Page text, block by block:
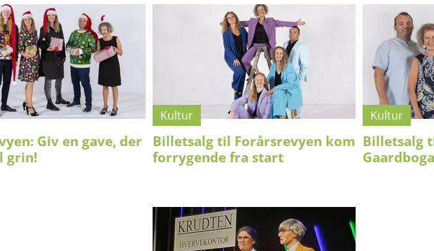
Giv en gave, der
grin!
Kultur
Billetsalg til Forårsrevyen kom
forrygende fra start
Kultur
​​​​​​​Billetsalg